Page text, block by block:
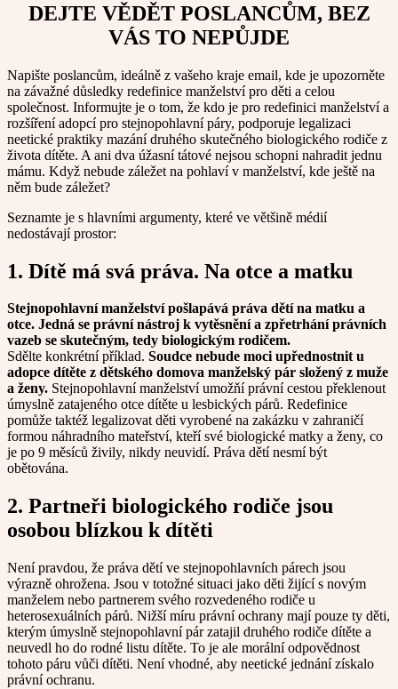
DEJTE VĚDĚT POSLANCŮM, BEZ
VÁS TO NEPŮJDE
Napište poslancům, ideálně z vašeho kraje email, kde je upozorněte
na závažné důsledky redefinice manželství pro děti a celou
společnost. Informujte je o tom, že kdo je pro redefinici manželství a
rozšíření adopcí pro stejnopohlavní páry, podporuje legalizaci
neetické praktiky mazání druhého skutečného biologického rodiče z
života dítěte. A ani dva úžasní tátové nejsou schopni nahradit jednu
mámu. Když nebude záležet na pohlaví v manželství, kde ještě na
něm bude záležet?
Seznamte je s hlavními argumenty, které ve většině médií
nedostávají prostor:
1. Dítě má svá práva. Na otce a matku
Stejnopohlavní manželství pošlapává práva dětí na matku a
otce. Jedná se právní nástroj k vytěsnění a zpřetrhání právních
vazeb se skutečným, tedy biologickým rodičem.
Sdělte konkrétní příklad. Soudce nebude moci upřednostnit u
adopce dítěte z dětského domova manželský pár složený z muže
a ženy. Stejnopohlavní manželství umožňí právní cestou překlenout
úmyslně zatajeného otce dítěte u lesbických párů. Redefinice
pomůže taktéž legalizovat děti vyrobené na zakázku v zahraničí
formou náhradního mateřství, kteří své biologické matky a ženy, co
je po 9 měsíců živily, nikdy neuvidí. Práva dětí nesmí být
obětována.
2. Partneři biologického rodiče jsou
osobou blízkou k dítěti
Není pravdou, že práva dětí ve stejnopohlavních párech jsou
výrazně ohrožena. Jsou v totožné situaci jako děti žijící s novým
manželem nebo partnerem svého rozvedeného rodiče u
heterosexuálních párů. Nižší míru právní ochrany mají pouze ty děti,
kterým úmyslně stejnopohlavní pár zatajil druhého rodiče dítěte a
neuvedl ho do rodné listu dítěte. To je ale morální odpovědnost
tohoto páru vůči dítěti. Není vhodné, aby neetické jednání získalo
právní ochranu.